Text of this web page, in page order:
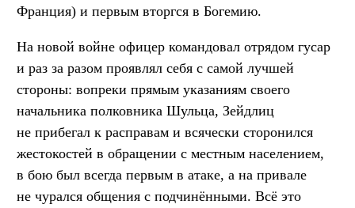
Франция) и первым вторгся в Богемию.
На новой войне офицер командовал отрядом гусар
и раз за разом проявлял себя с самой лучшей
стороны: вопреки прямым указаниям своего
начальника полковника Шульца, Зейдлиц
не прибегал к расправам и всячески сторонился
жестокостей в обращении с местным населением,
в бою был всегда первым в атаке, а на привале
не чурался общения с подчинёнными. Всё это